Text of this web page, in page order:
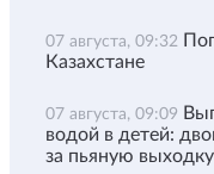
07 августа, 09:32
Казахстане
07 августа, 09:09
водой в детей:
за пьяную выходку